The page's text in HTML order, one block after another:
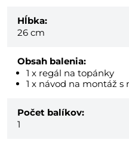
Hĺbka:
26 cm
Obsah balenia:
1 x regál na topánky
1 x návod na montáž s
Počet balíkov:
1